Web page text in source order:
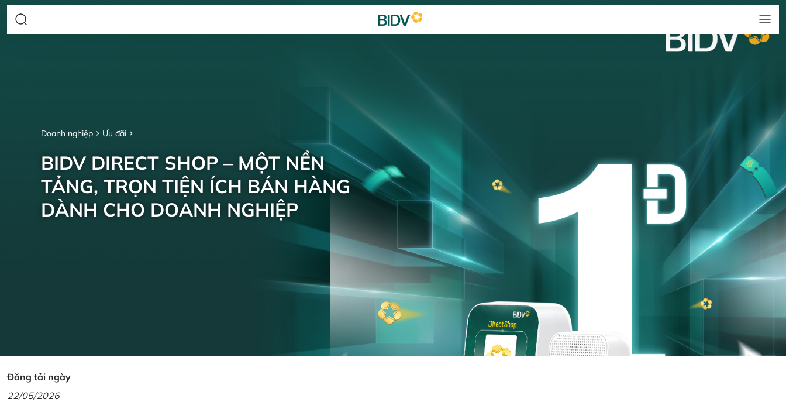
Doanh nghiệp Ưu đãi
BIDV DIRECT SHOP – MỘT NỀN
TẢNG, TRỌN TIỆN ÍCH BÁN HÀNG
DÀNH CHO DOANH NGHIỆP
Đăng tải ngày
22/05/2026